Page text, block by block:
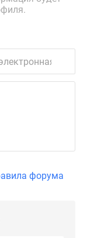
форума